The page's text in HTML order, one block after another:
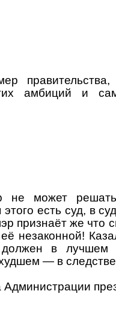
амбиций и
не может
есть суд, в
признаёт же что
незаконной!
в лучшем
— в
Администрации